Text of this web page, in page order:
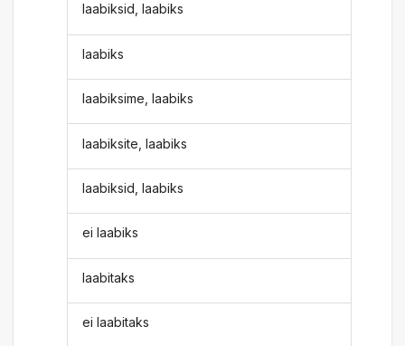
laabiksid, laabiks
laabiks
laabiksime, laabiks
laabiksite, laabiks
laabiksid, laabiks
ei laabiks
laabitaks
ei laabitaks